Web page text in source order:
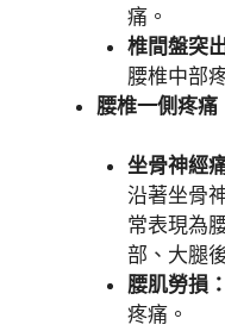
痛。
椎間盤突
腰椎中部
腰椎一側疼痛
坐骨神經
沿著坐骨
常表現為
部、大腿
腰肌勞損：
疼痛。